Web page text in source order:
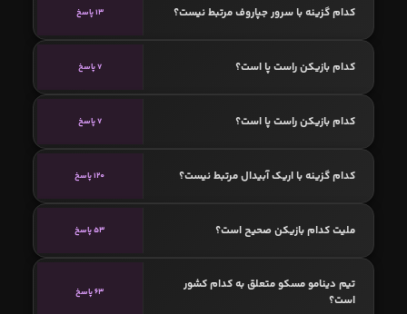
کدام گزینه با سرور جپاروف مرتبط نیست؟ 13 پاسخ
کدام بازیکن راست پا است؟ 7 پاسخ
کدام بازیکن راست پا است؟ 7 پاسخ
کدام گزینه با اریک آبیدال مرتبط نیست؟ 120 پاسخ
ملیت کدام بازیکن صحیح است؟ 53 پاسخ
تیم دینامو مسکو متعلق به کدام کشور
است؟
63 پاسخ